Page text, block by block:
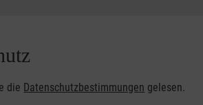
die Datenschutzbestimmungen gelesen.